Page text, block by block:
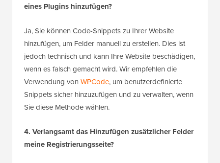
eines Plugins hinzufügen?
Ja, Sie können Code-Snippets zu Ihrer Website
hinzufügen, um Felder manuell zu erstellen. Dies ist
jedoch technisch und kann Ihre Website beschädigen,
wenn es falsch gemacht wird. Wir empfehlen die
Verwendung von WPCode, um benutzerdefinierte
Snippets sicher hinzuzufügen und zu verwalten, wenn
Sie diese Methode wählen.
4. Verlangsamt das Hinzufügen zusätzlicher Felder
meine Registrierungsseite?